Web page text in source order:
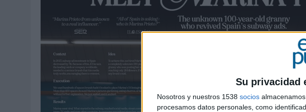
Su privacidad
Nosotros y nuestros 1538 socios
procesamos datos personales, como